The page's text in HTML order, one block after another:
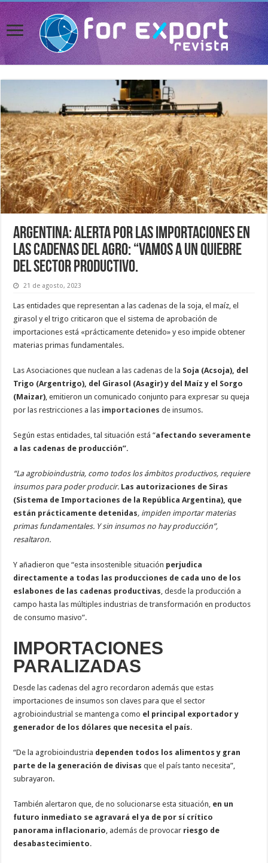
Argentina: Alerta por las importaciones en
las cadenas del agro: “Vamos a un quiebre
del sector productivo.
21 de agosto, 2023
Las entidades que representan a las cadenas de la soja, el maíz, el
girasol y el trigo criticaron que el sistema de aprobación de
importaciones está «prácticamente detenido» y eso impide obtener
materias primas fundamentales.
Las Asociaciones que nuclean a las cadenas de la Soja (Acsoja), del
Trigo (Argentrigo), del Girasol (Asagir) y del Maíz y el Sorgo
(Maizar) , emitieron un comunicado conjunto para expresar su queja
por las restricciones a las importaciones de insumos.
Según estas entidades, tal situación está “afectando severamente
a las cadenas de producción”.
“La agrobioindustria, como todos los ámbitos productivos, requiere
insumos para poder producir. Las autorizaciones de Siras
(Sistema de Importaciones de la República Argentina), que
están prácticamente detenidas, impiden importar materias
primas fundamentales. Y sin insumos no hay producción”,
resaltaron.
Y añadieron que “esta insostenible situación perjudica
directamente a todas las producciones de cada uno de los
eslabones de las cadenas productivas , desde la producción a
campo hasta las múltiples industrias de transformación en productos
de consumo masivo”.
IMPORTACIONES
PARALIZADAS
Desde las cadenas del agro recordaron además que estas
importaciones de insumos son claves para que el sector
agrobioindustrial se mantenga como el principal exportador y
generador de los dólares que necesita el país.
“De la agrobioindustria dependen todos los alimentos y gran
parte de la generación de divisas que el país tanto necesita”,
subrayaron.
También alertaron que, de no solucionarse esta situación, en un
futuro inmediato se agravará el ya de por sí crítico
panorama inflacionario , además de provocar riesgo de
desabastecimiento.